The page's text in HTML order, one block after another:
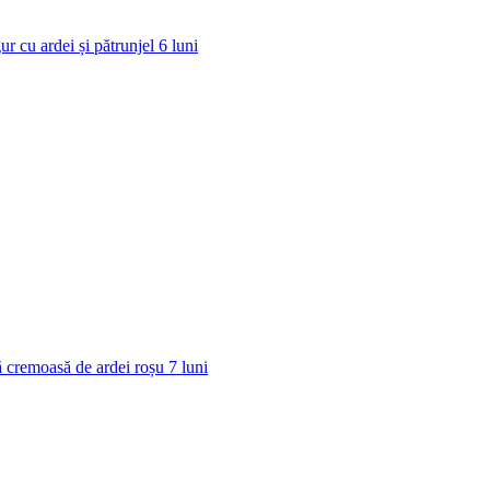
cu ardei și pătrunjel 6 luni
cremoasă de ardei roșu 7 luni